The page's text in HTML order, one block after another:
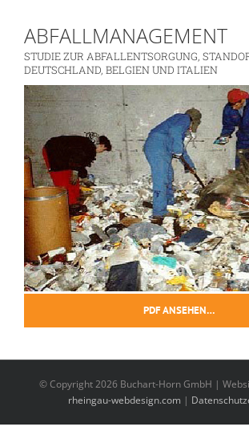
ABFALLMANAGEMENT
STUDIE ZUR ABFALLENTSORGUNG,
DEUTSCHLAND, BELGIEN UND ITALIEN
PDF ANSEHEN…
© Copyright 2026 Buchart-Horn GmbH |
rheingau-webdesign.com |